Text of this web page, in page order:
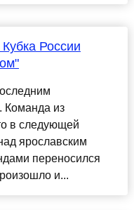
России
Команда из
в следующей
ярославским
переносился
и...